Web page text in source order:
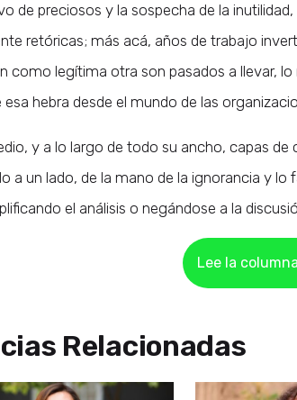
de preciosos y la sospecha de la
retóricas; más acá, años de trabajo
como legítima otra son pasados a llevar,
esa hebra desde el mundo de las
y a lo largo de todo su ancho, capas
a un lado, de la mano de la ignorancia y
el análisis o negándose a la
Lee la
Relacionadas